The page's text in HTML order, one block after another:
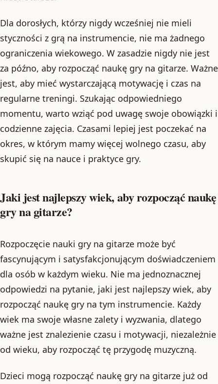
Dla dorosłych, którzy nigdy wcześniej nie mieli
styczności z grą na instrumencie, nie ma żadnego
ograniczenia wiekowego. W zasadzie nigdy nie jest
za późno, aby rozpocząć naukę gry na gitarze. Ważne
jest, aby mieć wystarczającą motywację i czas na
regularne treningi. Szukając odpowiedniego
momentu, warto wziąć pod uwagę swoje obowiązki i
codzienne zajęcia. Czasami lepiej jest poczekać na
okres, w którym mamy więcej wolnego czasu, aby
skupić się na nauce i praktyce gry.
Jaki jest najlepszy wiek, aby rozpocząć naukę
gry na gitarze?
Rozpoczęcie nauki gry na gitarze może być
fascynującym i satysfakcjonującym doświadczeniem
dla osób w każdym wieku. Nie ma jednoznacznej
odpowiedzi na pytanie, jaki jest najlepszy wiek, aby
rozpocząć naukę gry na tym instrumencie. Każdy
wiek ma swoje własne zalety i wyzwania, dlatego
ważne jest znalezienie czasu i motywacji, niezależnie
od wieku, aby rozpocząć tę przygodę muzyczną.
Dzieci mogą rozpocząć naukę gry na gitarze już od